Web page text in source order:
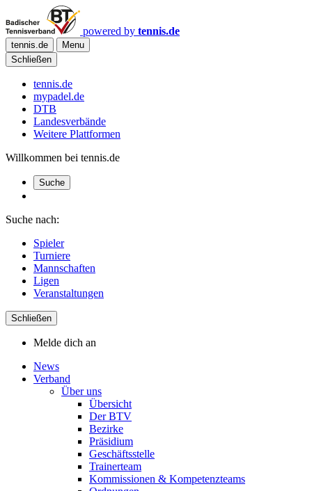
powered by tennis.de
tennis.de
Menu
Schließen
tennis.de
mypadel.de
DTB
Landesverbände
Weitere Plattformen
Willkommen bei tennis.de
Suche
Suche nach:
Spieler
Turniere
Mannschaften
Ligen
Veranstaltungen
Schließen
Melde dich an
News
Verband
Über uns
Übersicht
Der BTV
Bezirke
Präsidium
Geschäftsstelle
Trainerteam
Kommissionen & Kompetenzteams